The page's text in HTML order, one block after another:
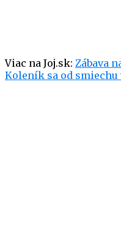
Viac na Joj.sk: Zábava
Koleník sa od smiechu